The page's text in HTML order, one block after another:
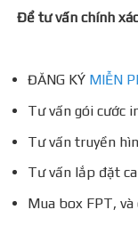
Để tư vấn chính
ĐĂNG KÝ MIỄN
Tư vấn gói cước
Tư vấn truyền
Tư vấn lắp đặt
Mua box FPT, và